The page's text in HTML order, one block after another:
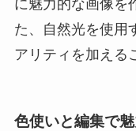
に魅力的な画像を
た、自然光を使用
アリティを加える
色使いと編集で